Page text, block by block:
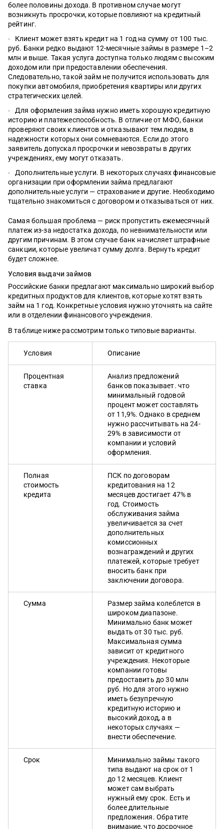
более половины дохода. В противном случае могут
возникнуть просрочки, которые повлияют на кредитный
рейтинг.
Клиент может взять кредит на 1 год на сумму от 100 тыс.
руб. Банки редко выдают 12-месячные займы в размере 1–2
млн и выше. Такая услуга доступна только людям с высоким
доходом или при предоставлении обеспечения.
Следовательно, такой займ не получится использовать для
покупки автомобиля, приобретения квартиры или других
стратегических целей.
Для оформления займа нужно иметь хорошую кредитную
историю и платежеспособность. В отличие от МФО, банки
проверяют своих клиентов и отказывают тем людям, в
надежности которых они сомневаются. Если до этого
заявитель допускал просрочки и невозвраты в других
учреждениях, ему могут отказать.
Дополнительные услуги. В некоторых случаях финансовые
организации при оформлении займа предлагают
дополнительные услуги — страхование и другие. Необходимо
тщательно знакомиться с договором и отказываться от них.
Самая большая проблема — риск пропустить ежемесячный
платеж из-за недостатка дохода, по невнимательности или
другим причинам. В этом случае банк начисляет штрафные
санкции, которые увеличат сумму долга. Вернуть кредит
будет сложнее.
Условия выдачи займов
Российские банки предлагают максимально широкий выбор
кредитных продуктов для клиентов, которые хотят взять
займ на 1 год. Конкретные условия нужно уточнять на сайте
или в отделении финансового учреждения.
В таблице ниже рассмотрим только типовые варианты.
Условия Описание
Процентная
ставка
Анализ предложений
банков показывает. что
минимальный годовой
процент может составлять
от 11,9%. Однако в среднем
нужно рассчитывать на 24-
29% в зависимости от
компании и условий
оформления.
Полная
стоимость
кредита
ПСК по договорам
кредитования на 12
месяцев достигает 47% в
год. Стоимость
обслуживания займа
увеличивается за счет
дополнительных
комиссионных
вознаграждений и других
платежей, которые требует
вносить банк при
заключении договора.
Сумма
Размер займа колеблется в
широком диапазоне.
Минимально банк может
выдать от 30 тыс. руб.
Максимальная сумма
зависит от кредитного
учреждения. Некоторые
компании готовы
предоставить до 30 млн
руб. Но для этого нужно
иметь безупречную
кредитную историю и
высокий доход, а в
некоторых случаях —
внести обеспечение.
Срок
Минимально займы такого
типа выдают на срок от 1
до 12 месяцев. Клиент
может сам выбрать
нужный ему срок. Есть и
более длительные
предложения. Обратите
внимание, что досрочное